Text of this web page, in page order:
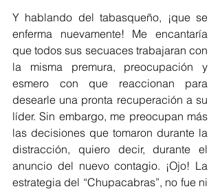
Y hablando del tabasqueño, ¡que se
enferma nuevamente! Me encantaría
que todos sus secuaces trabajaran con
la misma premura, preocupación y
esmero con que reaccionan para
desearle una pronta recuperación a su
líder. Sin embargo, me preocupan más
las decisiones que tomaron durante la
distracción, quiero decir, durante el
anuncio del nuevo contagio. ¡Ojo! La
estrategia del “Chupacabras”, no fue ni